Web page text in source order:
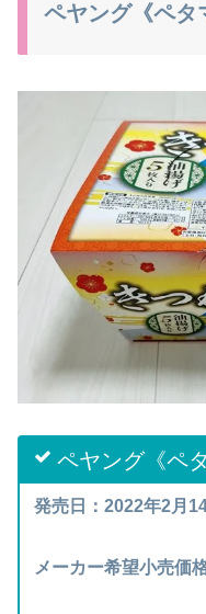
ペヤング《ペタ
ペヤング《ペ
発売日：2022年2月
メーカー希望小売価